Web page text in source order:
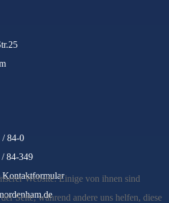
/ 84-0
84-349
Kontaktformular
Website. Einige von ihnen sind
Seite, während andere uns helfen, diese